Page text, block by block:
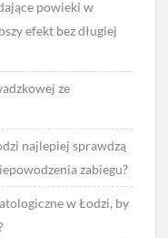
powieki w
efekt bez długiej
ze
najlepiej sprawdzą
zabiegu?
w Łodzi, by